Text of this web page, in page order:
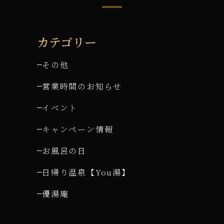
カテゴリー
その他
営業時間のお知らせ
イベント
キャンペーン情報
お風呂の日
日帰り温泉【You湯】
優湯庵